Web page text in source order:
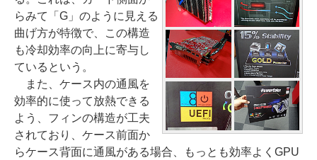
らみて「G」のように見える
曲げ方が特徴で、この構造
も冷却効率の向上に寄与し
ているという。
また、ケース内の通風を
効率的に使って放熱できる
よう、フィンの構造が工夫
されており、ケース前面か
らケース背面に通風がある場合、もっとも効率よくGPU